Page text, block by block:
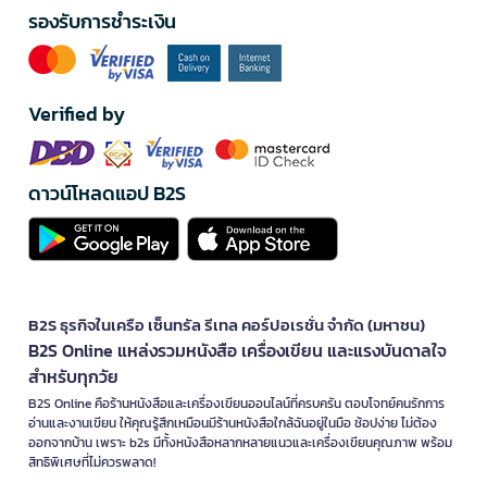
รองรับการชำระเงิน
Verified by
ดาวน์โหลดแอป B2S
B2S ธุรกิจในเครือ เซ็นทรัล รีเทล คอร์ปอเรชั่น จำกัด (มหาชน)
B2S Online แหล่งรวมหนังสือ เครื่องเขียน และแรงบันดาลใจ
สำหรับทุกวัย
B2S Online คือร้านหนังสือและเครื่องเขียนออนไลน์ที่ครบครัน ตอบโจทย์คนรักการ
อ่านและงานเขียน ให้คุณรู้สึกเหมือนมีร้านหนังสือใกล้ฉันอยู่ในมือ ช้อปง่าย ไม่ต้อง
ออกจากบ้าน เพราะ b2s มีทั้งหนังสือหลากหลายแนวและเครื่องเขียนคุณภาพ พร้อม
สิทธิพิเศษที่ไม่ควรพลาด!